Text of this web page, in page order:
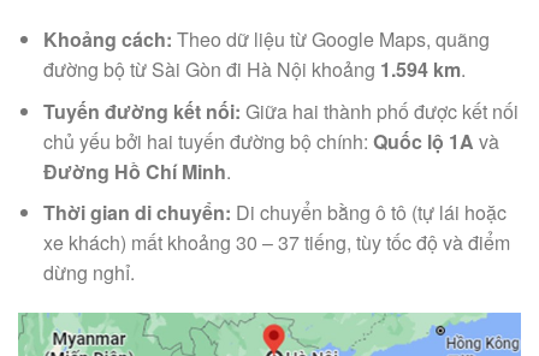
Khoảng cách: Theo dữ liệu từ Google Maps, quãng
đường bộ từ Sài Gòn đi Hà Nội khoảng 1.594 km.
Tuyến đường kết nối: Giữa hai thành phố được kết nối
chủ yếu bởi hai tuyến đường bộ chính: Quốc lộ 1A và
Đường Hồ Chí Minh.
Thời gian di chuyển: Di chuyển bằng ô tô (tự lái hoặc
xe khách) mất khoảng 30 – 37 tiếng, tùy tốc độ và điểm
dừng nghỉ.